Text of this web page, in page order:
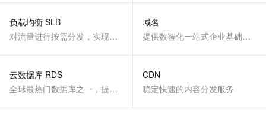
负载均衡 SLB
对流量进行按需分发，实现应用高可用
域名
提供数智化一站式企业基础服务
云数据库 RDS
全球最热门数据库之一，提供全托管的稳定服务
CDN
稳定快速的内容分发服务